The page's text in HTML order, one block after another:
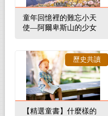
童年回憶裡的難忘小天
使—阿爾卑斯山的少女
【精選童書】什麼樣的
歷史共讀